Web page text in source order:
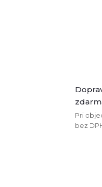
Pri
bez